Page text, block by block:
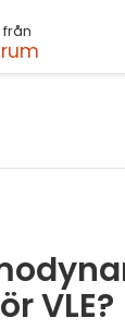
från
VLE?